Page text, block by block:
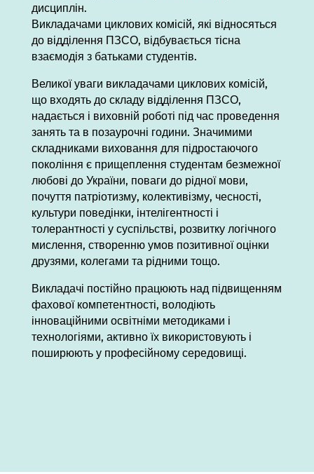
дисциплін.
Викладачами циклових комісій, які відносяться
до відділення ПЗСО, відбувається тісна
взаємодія з батьками студентів.
Великої уваги викладачами циклових комісій,
що входять до складу відділення ПЗСО,
надається і виховній роботі під час проведення
занять та в позаурочні години. Значимими
складниками виховання для підростаючого
покоління є прищеплення студентам безмежної
любові до України, поваги до рідної мови,
почуття патріотизму, колективізму, чесності,
культури поведінки, інтелігентності і
толерантності у суспільстві, розвитку логічного
мислення, створенню умов позитивної оцінки
друзями, колегами та рідними тощо.
Викладачі постійно працюють над підвищенням
фахової компетентності, володіють
інноваційними освітніми методиками і
технологіями, активно їх використовують і
поширюють у професійному середовищі.